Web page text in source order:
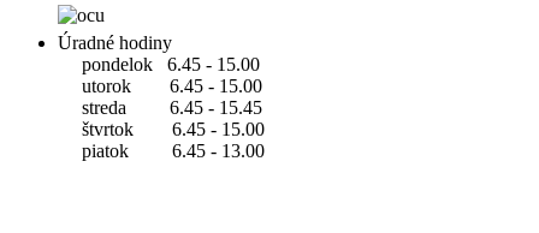
Úradné hodiny
pondelok 6.45 - 15.00
utorok 6.45 - 15.00
streda 6.45 - 15.45
štvrtok 6.45 - 15.00
piatok 6.45 - 13.00